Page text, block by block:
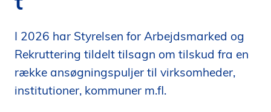
s
i
d
e
n
I 2026 har Styrelsen for Arbejdsmarked og
Rekruttering tildelt tilsagn om tilskud fra en
række ansøgningspuljer til virksomheder,
institutioner, kommuner m.fl.